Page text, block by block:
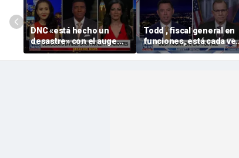
DNC «está hecho un
desastre» con el auge
del socialismo: un
antiguo recaudador de
Todd , fiscal general en
funciones, está cada
más cerca de que se
apruebe su